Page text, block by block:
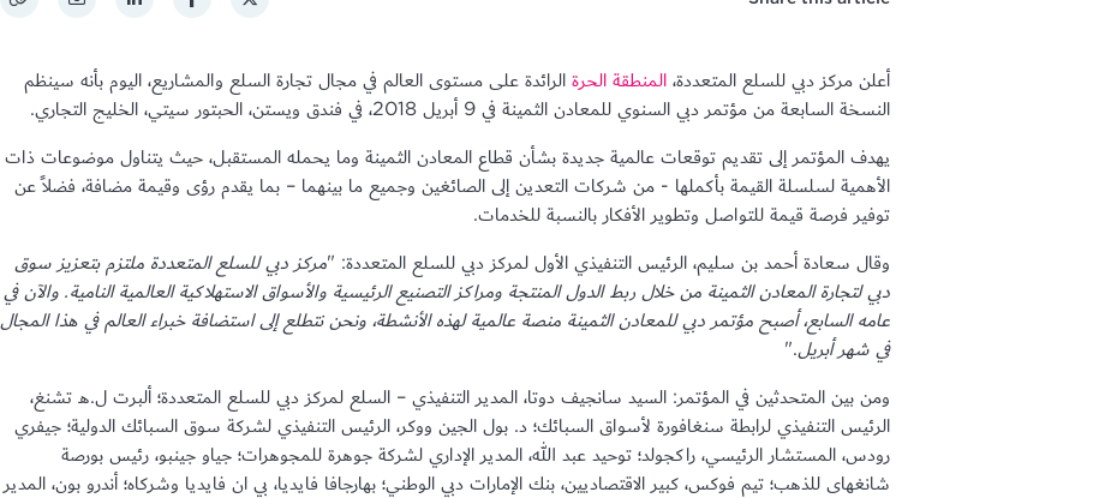
أعلن مركز دبي للسلع المتعددة، المنطقة الحرة الرائدة على مستوى العالم في مجال تجارة السلع والمشاريع، اليوم بأنه سينظم
النسخة السابعة من مؤتمر دبي السنوي للمعادن الثمينة في 9 أبريل 2018، في فندق ويستن، الحبتور سيتي، الخليج التجاري.
يهدف المؤتمر إلى تقديم توقعات عالمية جديدة بشأن قطاع المعادن الثمينة وما يحمله المستقبل، حيث يتناول موضوعات ذات
الأهمية لسلسلة القيمة بأكملها - من شركات التعدين إلى الصائغين وجميع ما بينهما – بما يقدم رؤى وقيمة مضافة، فضلاً عن
توفير فرصة قيمة للتواصل وتطوير الأفكار بالنسبة للخدمات.
وقال سعادة أحمد بن سليم، الرئيس التنفيذي الأول لمركز دبي للسلع المتعددة: "مركز دبي للسلع المتعددة ملتزم بتعزيز سوق
دبي لتجارة المعادن الثمينة من خلال ربط الدول المنتجة ومراكز التصنيع الرئيسية والأسواق الاستهلاكية العالمية النامية. والآن في
عامه السابع، أصبح مؤتمر دبي للمعادن الثمينة منصة عالمية لهذه الأنشطة، ونحن نتطلع إلى استضافة خبراء العالم في هذا المجال
في شهر أبريل."
ومن بين المتحدثين في المؤتمر: السيد سانجيف دوتا، المدير التنفيذي – السلع لمركز دبي للسلع المتعددة؛ ألبرت ل.هـ تشنغ،
الرئيس التنفيذي لرابطة سنغافورة لأسواق السبائك؛ د. بول الجين ووكر، الرئيس التنفيذي لشركة سوق السبائك الدولية؛ جيفري
رودس، المستشار الرئيسي، راكجولد؛ توحيد عبد الله، المدير الإداري لشركة جوهرة للمجوهرات؛ جياو جينبو، رئيس بورصة
شانغهاى للذهب؛ تيم فوكس، كبير الاقتصاديين، بنك الإمارات دبي الوطني؛ بهارجافا فايديا، بي ان فايديا وشركاه؛ أندرو بون، المدير